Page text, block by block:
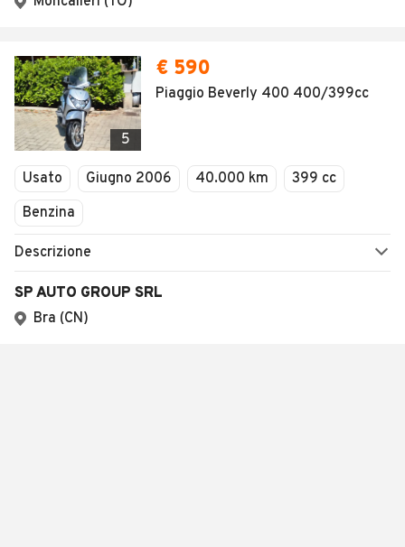
5
€ 590
Piaggio Beverly 400 400/399cc
Usato Giugno 2006 40.000 km
399 cc
Benzina
Descrizione
SP AUTO GROUP SRL
Bra (CN)